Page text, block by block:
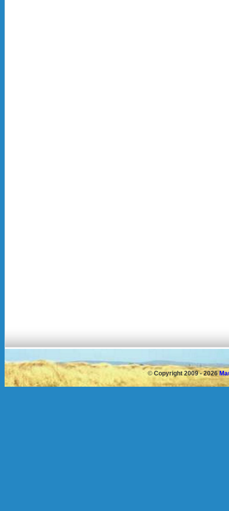
© Copyright 2009 - 2026